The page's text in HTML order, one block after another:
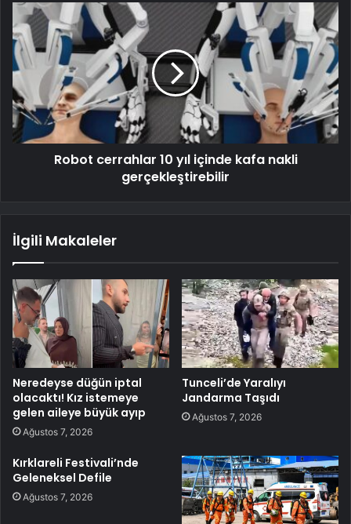
Robot cerrahlar 10 yıl içinde kafa nakli
gerçekleştirebilir
İlgili Makaleler
Neredeyse düğün iptal
olacaktı! Kız istemeye
gelen aileye büyük ayıp
Ağustos 7, 2026
Tunceli’de Yaralıyı
Jandarma Taşıdı
Ağustos 7, 2026
Kırklareli Festivali’nde
Geleneksel Defile
Ağustos 7, 2026